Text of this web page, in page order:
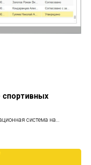
спортивных
система на